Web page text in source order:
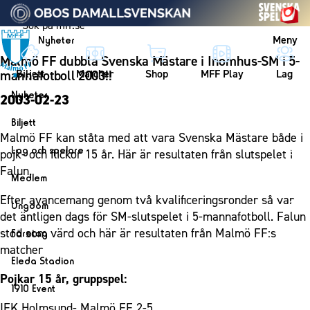
Vidare till innehållet
Nyheter Meny
Biljett Matcher Shop MFF Play Lag
Nyheter
Nyheter
Kalender
Biljett
Biljett
Årskort herr
Mitt MFF
Biljetter till bortamatcher
Biljettvillkor
Lag och spelare
Lag
Spelare
Ledarstab
Damlaget
Spelare
Ledarstab
Medlem
Medlemskap i Malmö FF
Årsmöte 2026
Ungdom
MFF Ungdom
Sommarfotboll
Skånecupen
Fotbollsskolan
Företag
Bli företagspartner
Nätverket
Eleda Stadion
Eleda Stadion
Erics Bar & Restaurang
1910 Event
Malmö FF dubbla Svenska Mästare i Inomhus-SM i 5-
mannafotboll 2003!!
2003-02-23
Malmö FF kan ståta med att vara Svenska Mästare både i
pojk- och flickor 15 år. Här är resultaten från slutspelet i
Falun.
Efter avancemang genom två kvalificeringsronder så var
det äntligen dags för SM-slutspelet i 5-mannafotboll. Falun
stod som värd och här är resultaten från Malmö FF:s
matcher
Pojkar 15 år, gruppspel: